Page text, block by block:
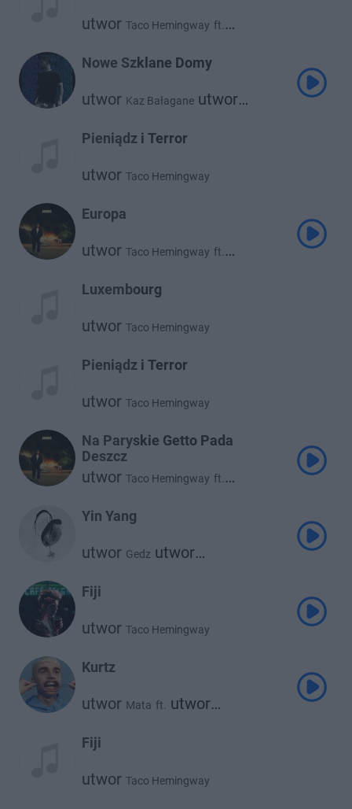
utwor Taco Hemingway ft.
Nowe Szklane Domy
utwor Kaz Bałagane utwor
Pieniądz i Terror
utwor Taco Hemingway
Europa
utwor Taco Hemingway ft.
Luxembourg
utwor Taco Hemingway
Pieniądz i Terror
utwor Taco Hemingway
Na Paryskie Getto Pada
Deszcz
utwor Taco Hemingway ft.
Yin Yang
utwor Gedz utwor
Fiji
utwor Taco Hemingway
Kurtz
utwor Mata ft. utwor
Fiji
utwor Taco Hemingway